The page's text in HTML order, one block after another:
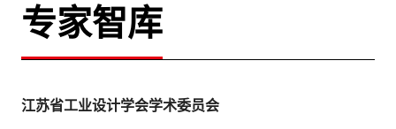
专家智库
江苏省工业设计学会学术委员会